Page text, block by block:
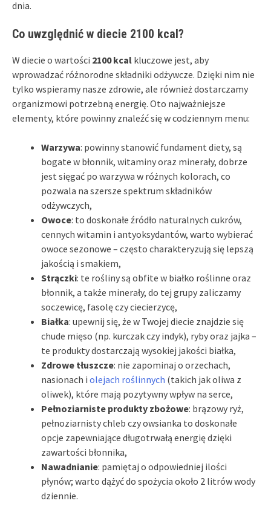
dnia.
Co uwzględnić w diecie 2100 kcal?
W diecie o wartości 2100 kcal kluczowe jest, aby
wprowadzać różnorodne składniki odżywcze. Dzięki nim nie
tylko wspieramy nasze zdrowie, ale również dostarczamy
organizmowi potrzebną energię. Oto najważniejsze
elementy, które powinny znaleźć się w codziennym menu:
Warzywa: powinny stanowić fundament diety, są
bogate w błonnik, witaminy oraz minerały, dobrze
jest sięgać po warzywa w różnych kolorach, co
pozwala na szersze spektrum składników
odżywczych,
Owoce: to doskonałe źródło naturalnych cukrów,
cennych witamin i antyoksydantów, warto wybierać
owoce sezonowe – często charakteryzują się lepszą
jakością i smakiem,
Strączki: te rośliny są obfite w białko roślinne oraz
błonnik, a także minerały, do tej grupy zaliczamy
soczewicę, fasolę czy ciecierzycę,
Białka: upewnij się, że w Twojej diecie znajdzie się
chude mięso (np. kurczak czy indyk), ryby oraz jajka –
te produkty dostarczają wysokiej jakości białka,
Zdrowe tłuszcze: nie zapominaj o orzechach,
nasionach i olejach roślinnych (takich jak oliwa z
oliwek), które mają pozytywny wpływ na serce,
Pełnoziarniste produkty zbożowe: brązowy ryż,
pełnoziarnisty chleb czy owsianka to doskonałe
opcje zapewniające długotrwałą energię dzięki
zawartości błonnika,
Nawadnianie: pamiętaj o odpowiedniej ilości
płynów; warto dążyć do spożycia około 2 litrów wody
dziennie.